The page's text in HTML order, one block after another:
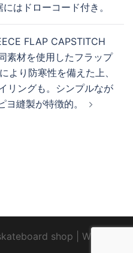
はドローコード付き。
FLAP CAP STITCH
素材を使用したフラップ
より防寒性を備えた上、
リングも。シンプルなが
ヨ縫製が特徴的。
shop
WebDesign